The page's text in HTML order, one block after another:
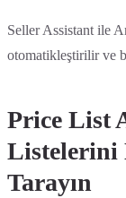
Seller Assistant ile
otomatikleştirilir ve
Price List
Listelerini
Tarayın